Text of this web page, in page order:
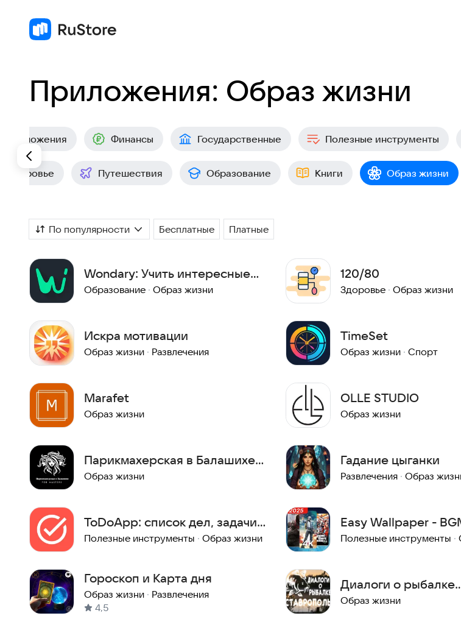
Приложения: Образ жизни
приложения Финансы Государственные Полезные инструменты
Здоровье Путешествия Образование Книги Образ жизни
По популярности Бесплатные Платные
Wondary: Учить интересные
слова
Образование · Образ жизни
120/80
Здоровье · Образ жизни
Искра мотивации
Образ жизни · Развлечения
TimeSet
Образ жизни · Спорт
Marafet
Образ жизни
OLLE STUDIO
Образ жизни
Парикмахерская в Балашихе -
для мастеров
Образ жизни
Гадание цыганки
Развлечения · Образ
ToDoApp: список дел, задачи
и напоминания
Полезные инструменты · Образ жизни
Easy Wallpaper -
Wallpapers Gaming
Полезные инструменты ·
Гороскоп и Карта дня
Образ жизни · Развлечения
4,5
Диалоги о рыбалке
Ставрополь
Образ жизни